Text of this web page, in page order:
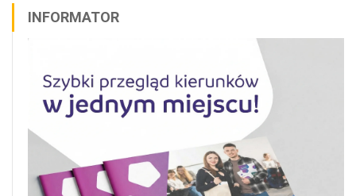
INFORMATOR